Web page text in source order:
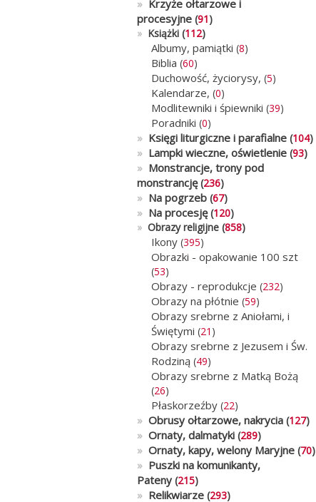
» Krzyże ołtarzowe i
procesyjne (91)
» Książki (112)
Albumy, pamiątki (8)
Biblia (60)
Duchowość, życiorysy, (5)
Kalendarze, (0)
Modlitewniki i śpiewniki (39)
Poradniki (0)
» Księgi liturgiczne i parafialne (104)
» Lampki wieczne, oświetlenie (93)
» Monstrancje, trony pod
monstrancję(236)
» Na pogrzeb (67)
» Na procesję(120)
» Obrazy religijne (858)
Ikony (395)
Obrazki - opakowanie 100 szt
(53)
Obrazy - reprodukcje (232)
Obrazy na płótnie (59)
Obrazy srebrne z Aniołami, i
Świętymi (21 )
Obrazy srebrne z Jezusem i Św.
Rodziną (49)
Obrazy srebrne z Matką Bożą
(26)
Płaskorzeźby (22)
» Obrusy ołtarzowe, nakrycia (127)
» Ornaty, dalmatyki (289)
» Ornaty, kapy, welony Maryjne (70)
» Puszki na komunikanty,
Pateny (215)
» Relikwiarze (293)